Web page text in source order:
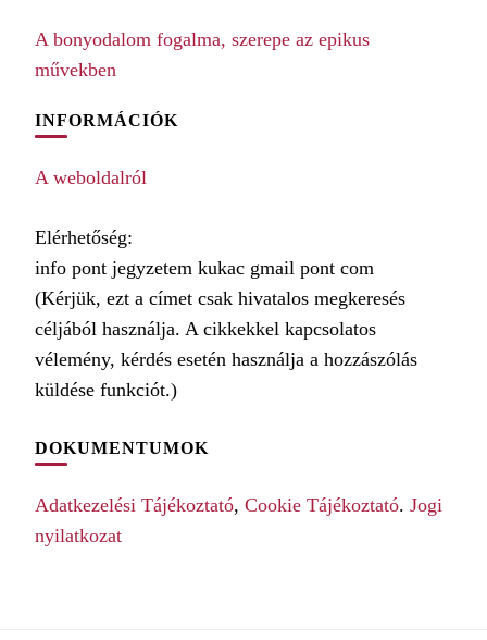
A bonyodalom fogalma, szerepe az epikus
művekben
INFORMÁCIÓK
A weboldalról
Elérhetőség:
info pont jegyzetem kukac gmail pont com
(Kérjük, ezt a címet csak hivatalos megkeresés
céljából használja. A cikkekkel kapcsolatos
vélemény, kérdés esetén használja a hozzászólás
küldése funkciót.)
DOKUMENTUMOK
Adatkezelési Tájékoztató, Cookie Tájékoztató. Jogi
nyilatkozat